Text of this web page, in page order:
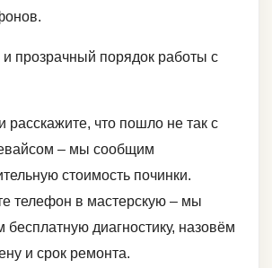
прозрачный порядок работы с
расскажите, что пошло не так с
– мы сообщим
стоимость починки.
телефон в мастерскую – мы
бесплатную диагностику, назовём
и срок ремонта.